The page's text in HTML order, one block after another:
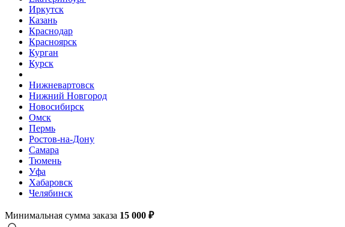
Иркутск
Казань
Краснодар
Красноярск
Курган
Курск
Нижневартовск
Нижний Новгород
Новосибирск
Омск
Пермь
Ростов-на-Дону
Самара
Тюмень
Уфа
Хабаровск
Челябинск
Минимальная сумма заказа 15 000 ₽